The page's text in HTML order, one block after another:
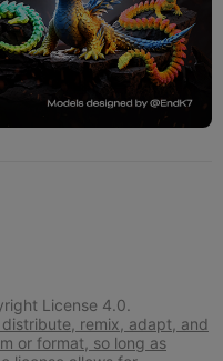
License 4.0.
distribute, remix, adapt, and
or format, so long as